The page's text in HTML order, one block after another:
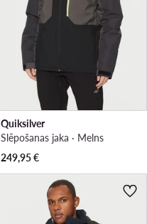
Quiksilver
Slēpošanas jaka · Melns
249,95€